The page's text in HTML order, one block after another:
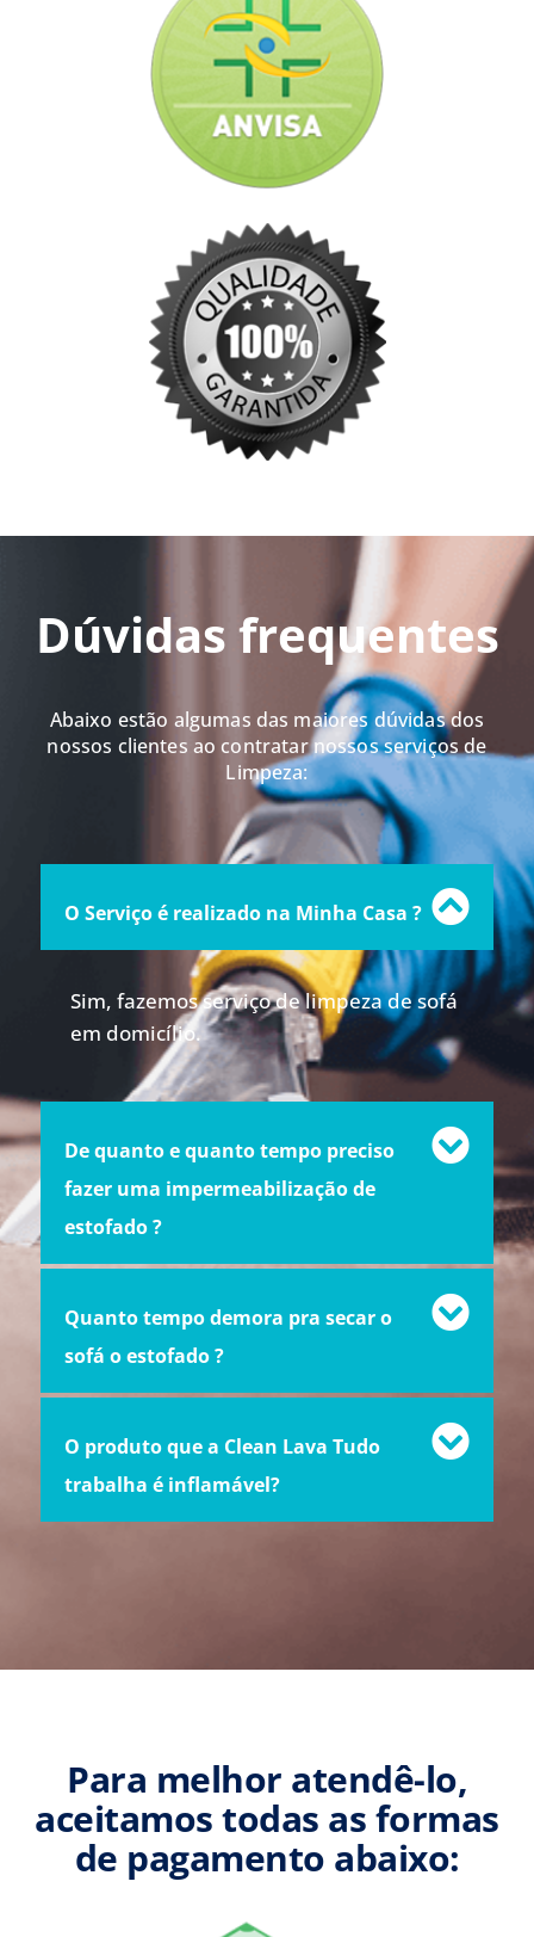
Dúvidas frequentes
Abaixo estão algumas das maiores dúvidas dos
nossos clientes ao contratar nossos serviços de
Limpeza:
O Serviço é realizado na Minha Casa ?
Sim, fazemos serviço de limpeza de sofá
em domicílio.
De quanto e quanto tempo preciso
fazer uma impermeabilização de
estofado ?
Quanto tempo demora pra secar o
sofá o estofado ?
O produto que a Clean Lava Tudo
trabalha é inflamável?
Para melhor atendê-lo,
aceitamos todas as formas
de pagamento abaixo: